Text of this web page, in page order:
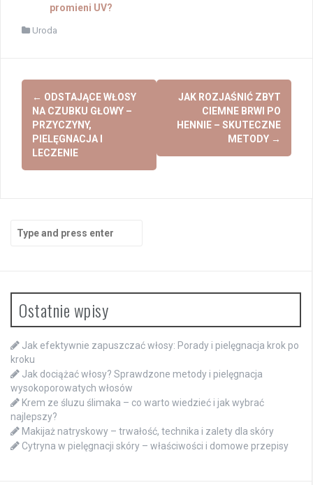
promieni UV?
Uroda
Post
navigation
← ODSTAJĄCE WŁOSY
NA CZUBKU GŁOWY –
PRZYCZYNY,
PIELĘGNACJA I
LECZENIE
JAK ROZJAŚNIĆ ZBYT
CIEMNE BRWI PO
HENNIE – SKUTECZNE
METODY →
for:
Ostatnie wpisy
Jak efektywnie zapuszczać włosy: Porady i pielęgnacja krok po
kroku
Jak dociążać włosy? Sprawdzone metody i pielęgnacja
wysokoporowatych włosów
Krem ze śluzu ślimaka – co warto wiedzieć i jak wybrać
najlepszy?
Makijaż natryskowy – trwałość, technika i zalety dla skóry
Cytryna w pielęgnacji skóry – właściwości i domowe przepisy